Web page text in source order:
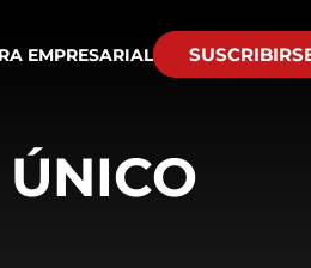
EMPRESARIAL